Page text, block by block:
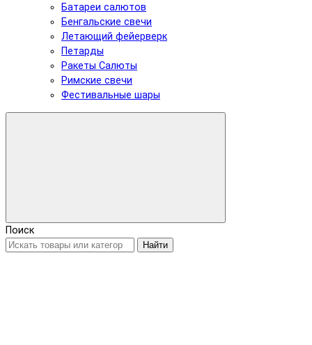
Батареи салютов
Бенгальские свечи
Летающий фейерверк
Петарды
Ракеты Салюты
Римские свечи
Фестивальные шары
Поиск
Найти